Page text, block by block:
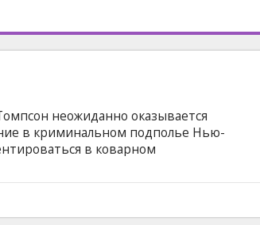
неожиданно оказывается
в криминальном подполье Нью-
в коварном
и русском языках.